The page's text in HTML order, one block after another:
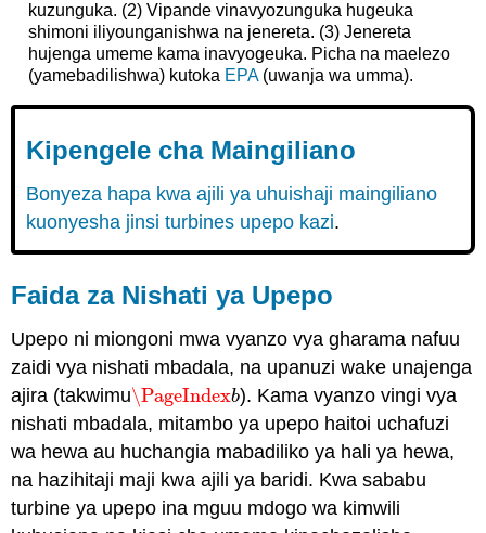
kuzunguka. (2) Vipande vinavyozunguka hugeuka
shimoni iliyounganishwa na jenereta. (3) Jenereta
hujenga umeme kama inavyogeuka. Picha na maelezo
(yamebadilishwa) kutoka EPA(uwanja wa umma).
Kipengele cha Maingiliano
Bonyeza hapa kwa ajili ya uhuishaji maingiliano
kuonyesha jinsi turbines upepo kazi.
Faida za Nishati ya Upepo
Upepo ni miongoni mwa vyanzo vya gharama nafuu
zaidi vya nishati mbadala, na upanuzi wake unajenga
ajira (takwimu\PageIndexb
\PageIndexb). Kama vyanzo vingi vya
nishati mbadala, mitambo ya upepo haitoi uchafuzi
wa hewa au huchangia mabadiliko ya hali ya hewa,
na hazihitaji maji kwa ajili ya baridi. Kwa sababu
turbine ya upepo ina mguu mdogo wa kimwili